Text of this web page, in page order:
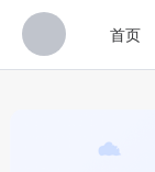
首页